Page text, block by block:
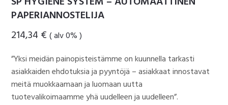
PAPERIANNOSTELIJA
214,34 € ( alv 0% )
”Yksi meidän painopisteistämme on kuunnella tarkasti
asiakkaiden ehdotuksia ja pyyntöjä – asiakkaat innostavat
meitä muokkaamaan ja luomaan uutta
tuotevalikoimaamme yhä uudelleen ja uudelleen”.